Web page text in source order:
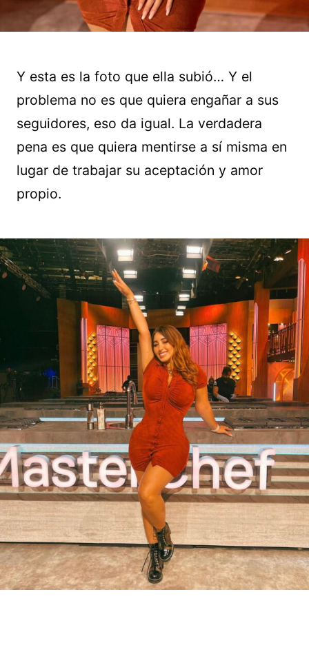
Y esta es la foto que ella subió… Y el
problema no es que quiera engañar a sus
seguidores, eso da igual. La verdadera
pena es que quiera mentirse a sí misma en
lugar de trabajar su aceptación y amor
propio.